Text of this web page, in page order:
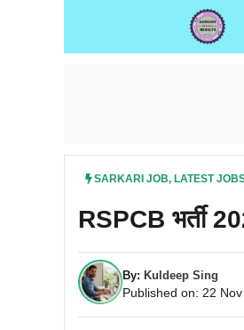
SARKARI JOB, LATEST
RSPCB भर्ती
By: Kuldeep Sing
Published on: 22